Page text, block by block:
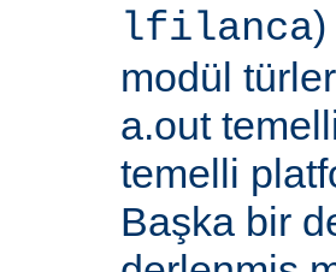
lfilanca)
modül
a.out
temelli
Başka bir